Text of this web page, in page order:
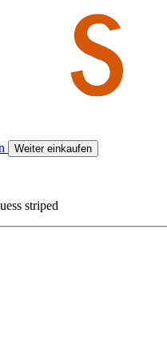
Weiter einkaufen
striped